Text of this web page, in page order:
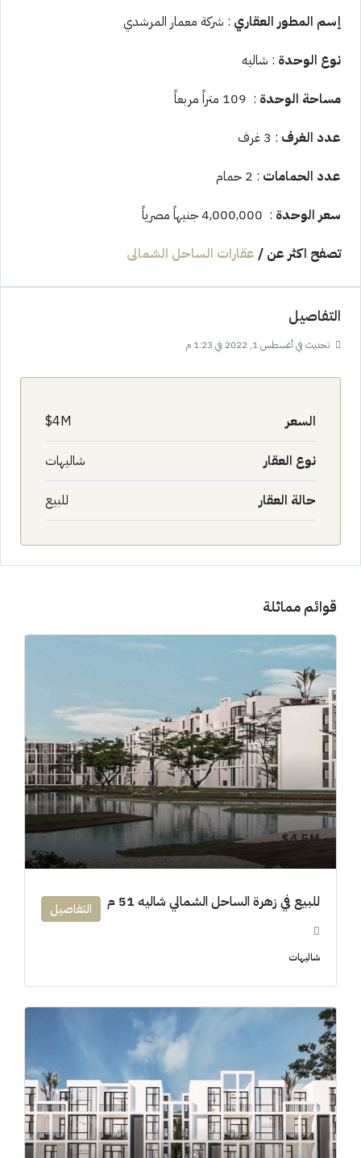
إسم المطور العقاري : شركة معمار المرشدي
نوع الوحدة : شاليه
مساحة الوحدة : 109 متراً مربعاً
عدد الغرف : 3 غرف
عدد الحمامات : 2 حمام
سعر الوحدة : 4,000,000 جنيهاً مصرياً
تصفح اكثر عن / عقارات الساحل الشمالى
التفاصيل
تحديث في أغسطس 1, 2022 في 1:23 م
السعر 4M$
نوع العقار شاليهات
حالة العقار للبيع
قوائم مماثلة
4.5M$
للبيع في زهرة الساحل الشمالي شاليه 51 م
شاليهات
التفاصيل